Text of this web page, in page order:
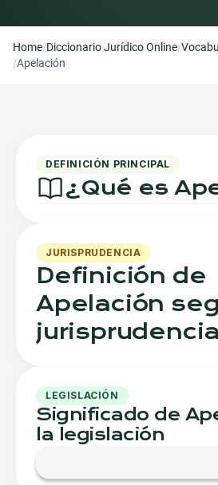
Home/Diccionario Jurídico Online/
/Apelación
DEFINICIÓN PRINCIPAL
¿Qué es
JURISPRUDENCIA
Definición de
Apelación
jurisprudencia
LEGISLACIÓN
Significado de
la legislación